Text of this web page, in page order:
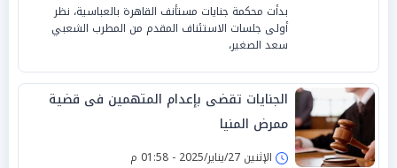
بدأت محكمة جنايات مستأنف القاهرة بالعباسية، نظر
أولى جلسات الاستئناف المقدم من المطرب الشعبي
سعد الصغير،
الجنايات تقضى بإعدام المتهمين فى قضية
ممرض المنيا
الإثنين 27/يناير/2025 - 01:58 م